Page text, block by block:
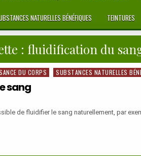
NATURELLES BÉNÉFIQUES TEINTURES
: fluidification du
DU CORPS SUBSTANCES NATURELLES
sang
de fluidifier le sang naturellement, par